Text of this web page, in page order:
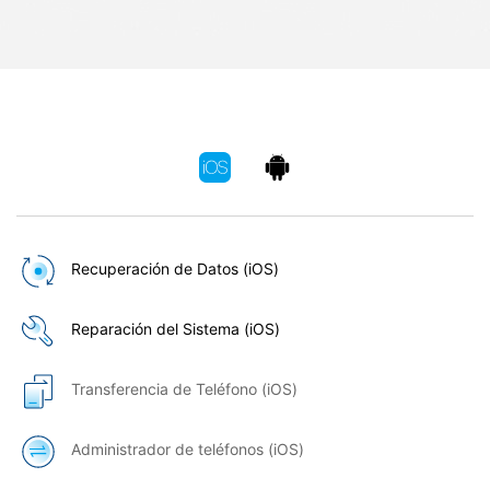
Recuperación de Datos (iOS)
Reparación del Sistema (iOS)
Transferencia de Teléfono (iOS)
Administrador de teléfonos (iOS)